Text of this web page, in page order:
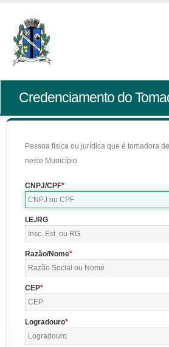
Credenciamento do
Pessoa física ou jurídica que é tomadora
neste Município
CNPJ/CPF
I.E./RG
Razão/Nome
CEP
Logradouro